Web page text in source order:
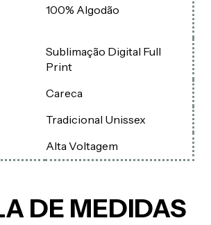
100% Algodão
Sublimação Digital Full
Print
Careca
Tradicional Unissex
Alta Voltagem
DE MEDIDAS